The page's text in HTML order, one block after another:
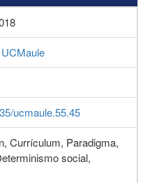
ucmaule.55.45
Currículum, Paradigma,
social,